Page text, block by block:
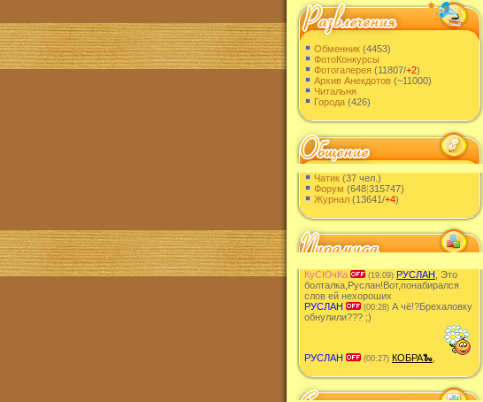
Обменник (4453)
ФотоКонкурсы
Фотогалерея (11807/+2)
Архив Анекдотов (~11000)
Читальня
Города (426)
Чатик (37 чел.)
Форум (648|315747)
Журнал (13641/+4)
КуСЮчКа (19:09) РУСЛАН , Это
болталка,Руслан!Вот,понабирался
слов ей нехороших
РУСЛАН
(00:28) А чë!?Брехаловку
обнулили??? ;)
РУСЛАН (00:27) КОБРА🐍